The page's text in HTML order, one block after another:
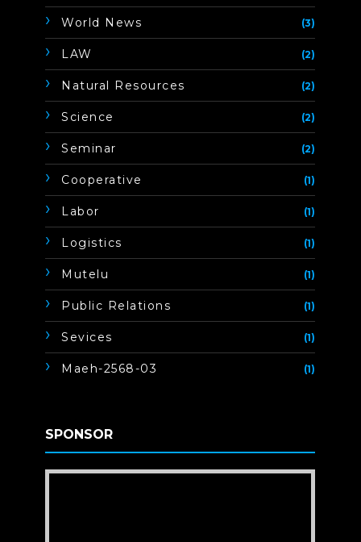
World News (3)
LAW (2)
Natural Resources (2)
Science (2)
Seminar (2)
Cooperative (1)
Labor (1)
Logistics (1)
Mutelu (1)
Public Relations (1)
Sevices (1)
Maeh-2568-03 (1)
SPONSOR